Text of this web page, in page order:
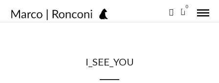
0
I_SEE_YOU